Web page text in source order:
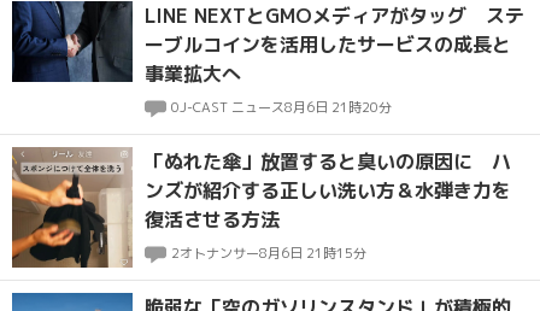
LINE NEXTとGMOメディアがタッグ ステ
ーブルコインを活用したサービスの成長と
事業拡大へ
0J-CAST ニュース8月6日 21時20分
「ぬれた傘」放置すると臭いの原因に ハ
ンズが紹介する正しい洗い方＆水弾き力を
復活させる方法
2オトナンサー8月6日 21時15分